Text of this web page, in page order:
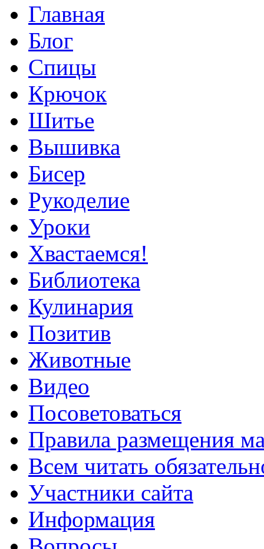
Главная
Блог
Спицы
Крючок
Шитье
Вышивка
Бисер
Рукоделие
Уроки
Хвастаемся!
Библиотека
Кулинария
Позитив
Животные
Видео
Посоветоваться
Правила размещения
Всем читать
Участники сайта
Информация